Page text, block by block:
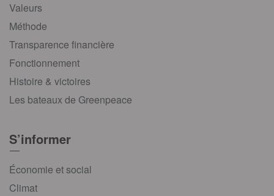
Valeurs
Méthode
Transparence financière
Fonctionnement
Histoire & victoires
Les bateaux de Greenpeace
S’informer
Économie et social
Climat